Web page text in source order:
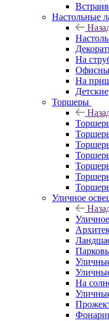
Настольные
На
На
Детские
Торшеры
Уличное
На